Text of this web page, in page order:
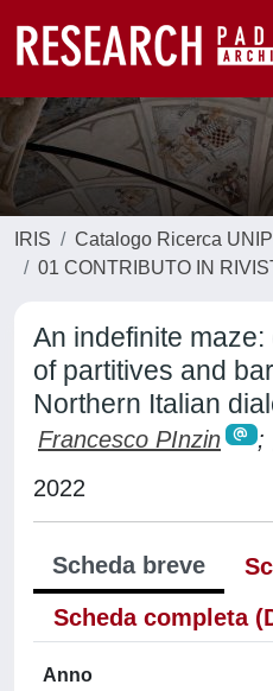
IRIS
Catalogo Ricerca
01 CONTRIBUTO IN
An indefinite
of partitives and
Northern Italian
Francesco PInzin ;
2022
Scheda breve
Scheda completa
Anno